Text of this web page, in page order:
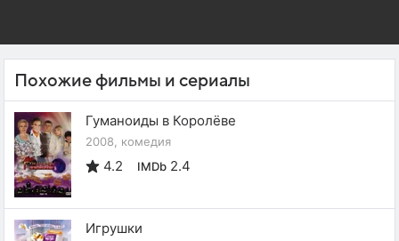
Похожие фильмы и сериалы
Гуманоиды в Королёве
2008, комедия
4.2 IMDb 2.4
Игрушки